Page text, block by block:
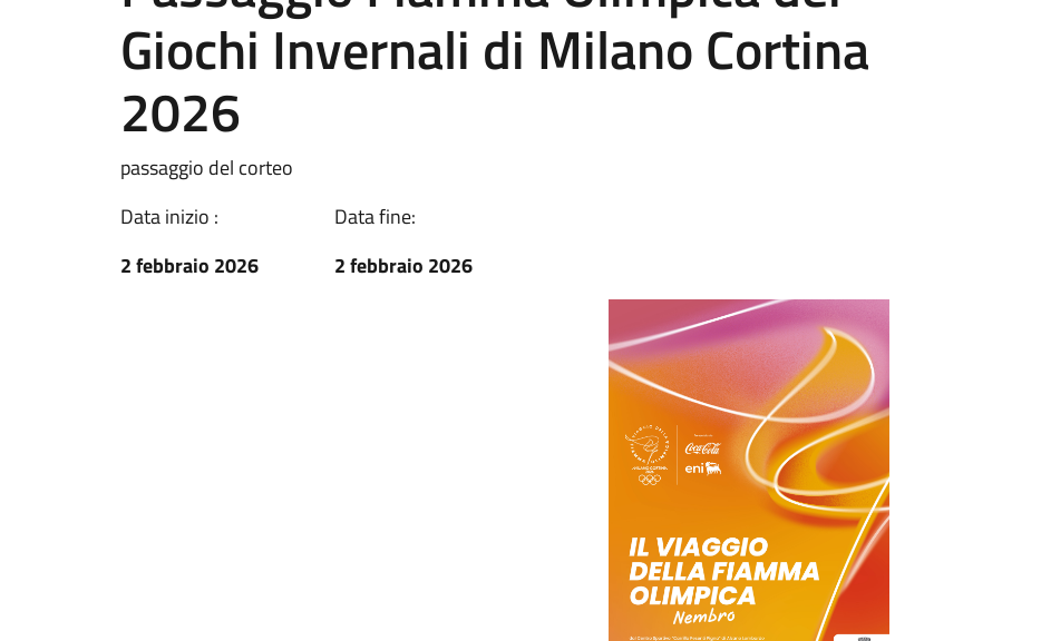
Giochi Invernali di Milano Cortina
2026
passaggio del corteo
Data inizio :
2 febbraio 2026
Data fine:
2 febbraio 2026